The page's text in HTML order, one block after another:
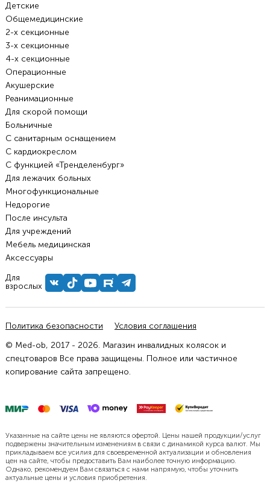
Детские
Общемедицинские
2-х секционные
3-х секционные
4-х секционные
Операционные
Акушерские
Реанимационные
Для скорой помощи
Больничные
С санитарным оснащением
С кардиокреслом
С функцией «Тренделенбург»
Для лежачих больных
Многофункциональные
Недорогие
После инсульта
Для учреждений
Мебель медицинская
Аксессуары
Для
взрослых
Политика безопасности
Условия соглашения
© Med-ob, 2017 - 2026. Магазин инвалидных колясок и
спецтоваров Все права защищены. Полное или частичное
копирование сайта запрещено.
Указанные на сайте цены не являются офертой. Цены нашей продукции/услуг
подвержены значительным изменениям в связи с динамикой курса валют. Мы
прикладываем все усилия для своевременной актуализации и обновления
цен на сайте, чтобы предоставить Вам наиболее точную информацию.
Однако, рекомендуем Вам связаться с нами напрямую, чтобы уточнить
актуальные цены и условия приобретения.